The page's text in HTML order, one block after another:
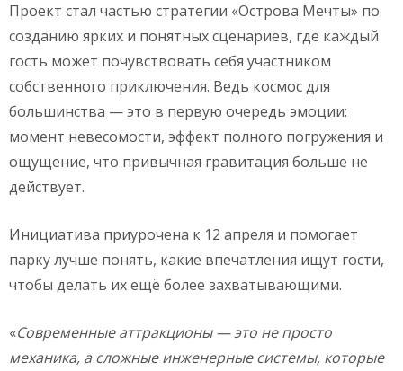
Проект стал частью стратегии «Острова Мечты» по
созданию ярких и понятных сценариев, где каждый
гость может почувствовать себя участником
собственного приключения. Ведь космос для
большинства — это в первую очередь эмоции:
момент невесомости, эффект полного погружения и
ощущение, что привычная гравитация больше не
действует.
Инициатива приурочена к 12 апреля и помогает
парку лучше понять, какие впечатления ищут гости,
чтобы делать их ещё более захватывающими.
«Современные аттракционы — это не просто
механика, а сложные инженерные системы, которые